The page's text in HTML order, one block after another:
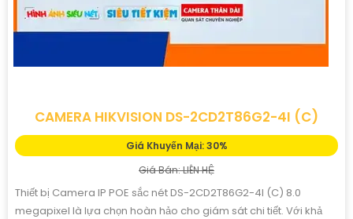
CAMERA HIKVISION DS-2CD2T86G2-4I (C)
Giá Khuyến Mại: 30%
Giá Bán: LIÊN HỆ
Thiết bị Camera IP POE sắc nét DS-2CD2T86G2-4I (C) 8.0
megapixel là lựa chọn hoàn hảo cho giám sát chi tiết. Với khả